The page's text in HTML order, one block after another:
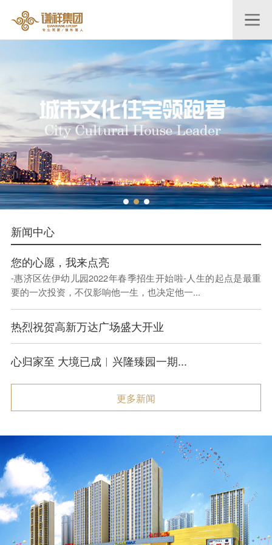
新闻中心
您的心愿，我来点亮
-惠济区佐伊幼儿园2022年春季招生开始啦-人生的起点是最重
要的一次投资，不仅影响他一生，也决定他一...
热烈祝贺高新万达广场盛大开业
心归家至 大境已成︱兴隆臻园一期...
更多新闻